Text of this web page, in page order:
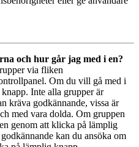
och hur går jag med i en?
via fliken
Om du vill gå med i
Inte alla grupper är
kräva godkännande, vissa är
med vara dolda. Om gruppen
genom att klicka på lämplig
kan du ansöka om